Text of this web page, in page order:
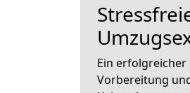
Ein
Vorbereitung